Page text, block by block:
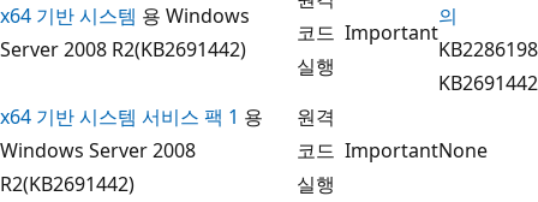
x64 기반 시스템 용 Windows
Server 2008 R2(KB2691442)
코드
실행
Important
의
KB2286198
KB2691442
x64 기반 시스템 서비스 팩 1 용
Windows Server 2008
R2(KB2691442)
원격
코드
실행
ImportantNone